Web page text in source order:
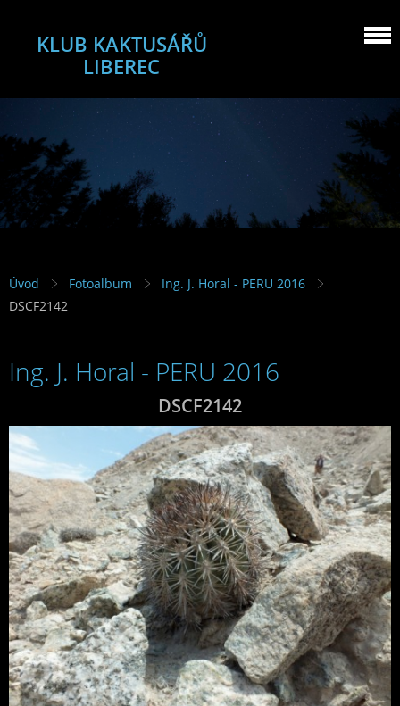
KLUB KAKTUSÁŘŮ
LIBEREC
Úvod Fotoalbum
Ing. J. Horal - PERU 2016
DSCF2142
Ing. J. Horal - PERU 2016
DSCF2142